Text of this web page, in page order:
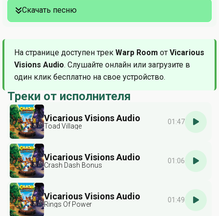
Скачать песню
На странице доступен трек Warp Room от Vicarious
Visions Audio. Слушайте онлайн или загрузите в
один клик бесплатно на свое устройство.
Треки от исполнителя
Vicarious Visions Audio
Toad Village
01:47
Vicarious Visions Audio
Crash Dash Bonus
01:06
Vicarious Visions Audio
Rings Of Power
01:49